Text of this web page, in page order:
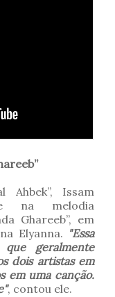
Ahbek”, Issam
na melodia
Ghareeb”, em
Elyanna. "Essa
geralmente
dois artistas em
em uma canção.
, contou ele.